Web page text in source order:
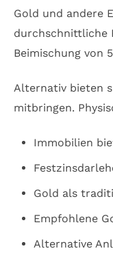
Gold und andere
durchschnittliche
Beimischung von
Alternativ bieten
mitbringen.
Immobilien
Gold als
Empfohlene
Alternative